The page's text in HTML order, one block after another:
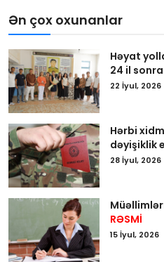
Ən çox oxunanlar
Həyat
24 il
22 İyul, 2026
Hərbi
dəyişiklik
28 İyul, 2026
RƏSMİ
15 İyul, 2026